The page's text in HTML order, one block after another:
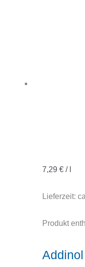
7,29 €/
Lieferzeit:
Produkt